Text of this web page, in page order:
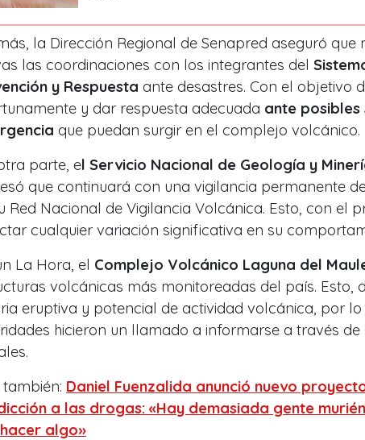
la Dirección Regional de Senapred aseguró que
las coordinaciones con los integrantes del
y Respuesta ante desastres. Con el objetivo
y dar respuesta adecuada ante posibles
que puedan surgir en el complejo volcánico.
parte, el Servicio Nacional de Geología y
que continuará con una vigilancia permanente
Red Nacional de Vigilancia Volcánica. Esto, con el
cualquier variación significativa en su
La Hora, el Complejo Volcánico Laguna del
volcánicas más monitoreadas del país. Esto,
eruptiva y potencial de actividad volcánica, por lo
hicieron un llamado a informarse a través de
también: Daniel Fuenzalida anunció nuevo
a las drogas: «Hay demasiada gente
algo»